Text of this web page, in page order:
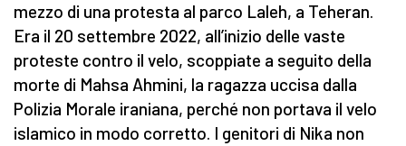
mezzo di una protesta al parco Laleh, a Teheran.
Era il 20 settembre 2022, all’inizio delle vaste
proteste contro il velo, scoppiate a seguito della
morte di Mahsa Ahmini, la ragazza uccisa dalla
Polizia Morale iraniana, perché non portava il velo
islamico in modo corretto. I genitori di Nika non